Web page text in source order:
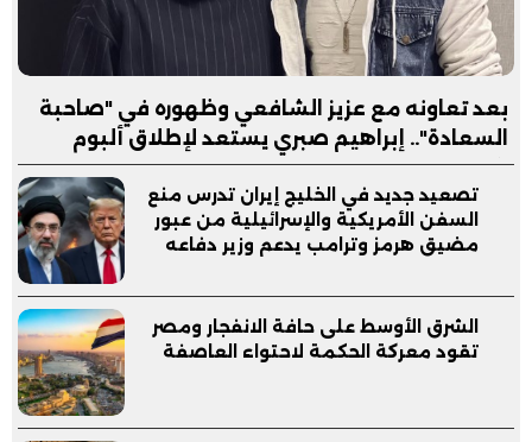
بعد تعاونه مع عزيز الشافعي وظهوره في "صاحبة
السعادة".. إبراهيم صبري يستعد لإطلاق ألبوم
"كلام"
تصعيد جديد في الخليج إيران تدرس منع
السفن الأمريكية والإسرائيلية من عبور
مضيق هرمز وترامب يدعم وزير دفاعه
الشرق الأوسط على حافة الانفجار ومصر
تقود معركة الحكمة لاحتواء العاصفة